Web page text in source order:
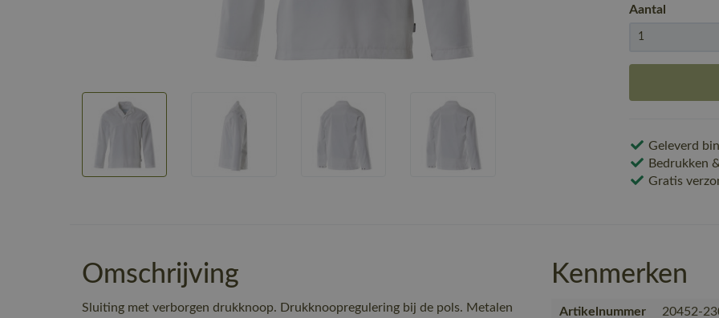
Aantal
Geleverd
Bedrukken
Gratis
Omschrijving
Sluiting met verborgen drukknoop. Drukknoopregulering bij de pols. Metalen
Kenmerken
Artikelnummer
20452-